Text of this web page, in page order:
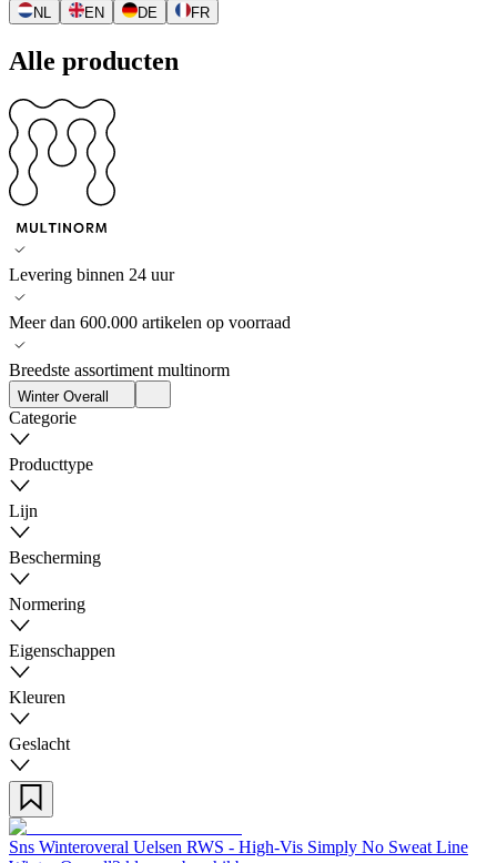
NL EN DE FR
Alle producten
Levering binnen 24 uur
Meer dan 600.000 artikelen op voorraad
Breedste assortiment multinorm
Winter Overall
Categorie
Producttype
Lijn
Bescherming
Normering
Eigenschappen
Kleuren
Geslacht
Sns Winteroveral Uelsen RWS - High-Vis Simply No Sweat Line